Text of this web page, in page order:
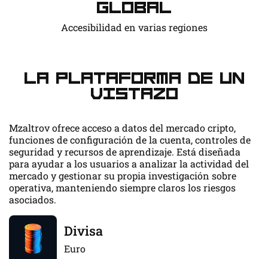
Global
Accesibilidad en varias regiones
La plataforma de un
vistazo
Mzaltrov ofrece acceso a datos del mercado cripto,
funciones de configuración de la cuenta, controles de
seguridad y recursos de aprendizaje. Está diseñada
para ayudar a los usuarios a analizar la actividad del
mercado y gestionar su propia investigación sobre
operativa, manteniendo siempre claros los riesgos
asociados.
Divisa
Euro